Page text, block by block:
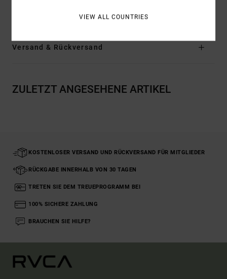
Versand & Rückversand
ZULETZT ANGESEHENE ARTIKEL
KOSTENLOSER VERSAND UND RÜCKVERSAND FÜR MITGLIEDER
RÜCKGABE INNERHALB VON 30 TAGEN
TRETEN SIE DEM TREUEPROGRAMM BEI
100% SICHERE ZAHLUNG
BRAUCHEN SIE HILFE?
VIEW ALL COUNTRIES